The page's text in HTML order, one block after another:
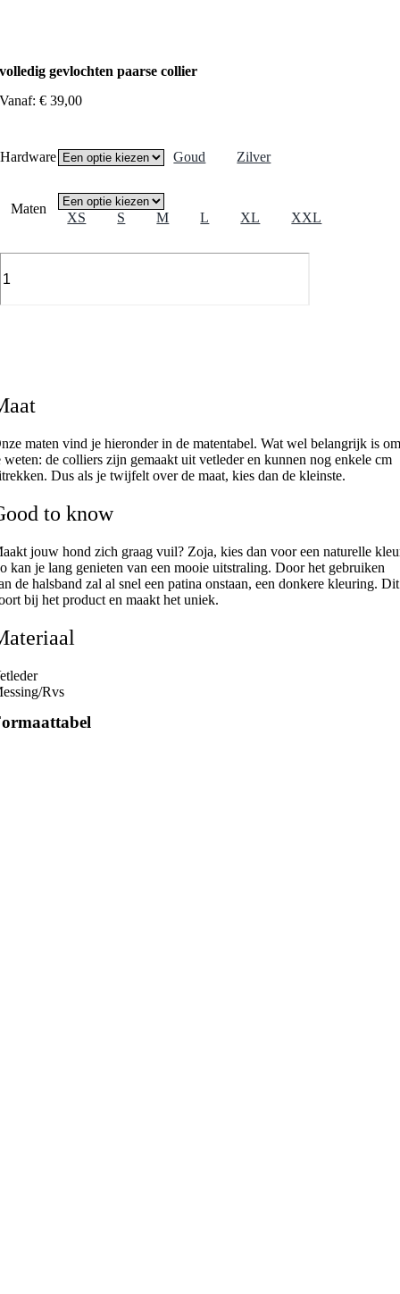
volledig gevlochten paarse collier
Vanaf:€ 39,00
Hardware Goud Zilver
Maten
XS S M L XL XXL
maten vind je hieronder in de matentabel. Wat wel belangrijk is
weten: de colliers zijn gemaakt uit vetleder en kunnen nog enkele cm
Dus als je twijfelt over de maat, kies dan de kleinste.
to know
jouw hond zich graag vuil? Zoja, kies dan voor een naturelle
kan je lang genieten van een mooie uitstraling. Door het gebruiken
de halsband zal al snel een patina onstaan, een donkere kleuring. Dit
bij het product en maakt het uniek.
Rvs